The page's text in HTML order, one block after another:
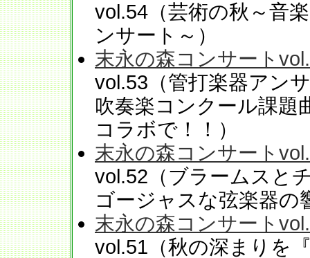
vol.54（芸術の秋～音
ンサート～）
末永の森コンサート
vol.53（管打楽器アン
吹奏楽コンクール課題
コラボで！！）
末永の森コンサート
vol.52（ブラームスと
ゴージャスな弦楽器の
末永の森コンサート
vol.51（秋の深まりを